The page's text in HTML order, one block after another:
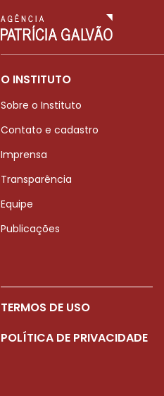
O INSTITUTO
Sobre o Instituto
Contato e cadastro
Imprensa
Transparência
Equipe
Publicações
TERMOS DE USO
POLÍTICA DE PRIVACIDADE